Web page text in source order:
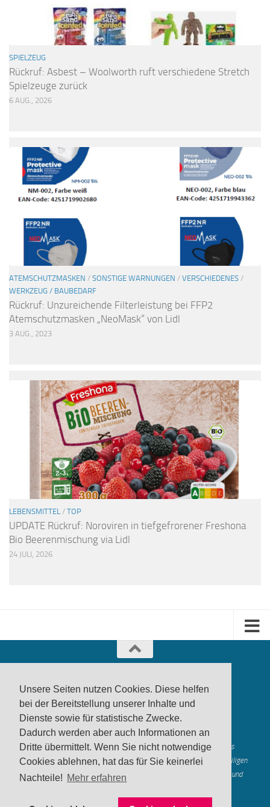
Unsere Seiten nutzen Cookies. Diese helfen
bei der Bereitstellung unserer Inhalte und
Dienste sowie für statistische Zwecke.
Dadurch werden aber auch Informationen an
Dritte übermittelt. Wenn Sie nicht notwendige
Cookies ablehnen, hat das für Sie keinerlei
Nachteile! Mehr erfahren
SPIELZEUG
Rückruf: Asbest – Woolworth ruft verschiedene Stretch
Spielzeuge zurück
6 AUG., 2026
ATEMSCHUTZMASKEN / SONSTIGE WARNUNGEN / VERSCHIEDENES /
WERKZEUG / BAUBEDARF
Rückruf: Unzureichende Filterleistung bei FFP2
Atemschutzmasken „NeoMask“ von Lidl
3 AUG., 2023
LEBENSMITTEL / TOP
UPDATE Rückruf: Noroviren in tiefgefrorener Freshona
Bio Beerenmischung via Lidl
24 JULI, 2026
produktwarnung.eu - 2007-2026
Made in Gerstetten |Medienzentrum Gerstetten
Alle genannten Marken, Warenzeichen und Logos innerhalb dieses
Medienangebotes sind durch die Marken- und Urheberechte der jeweiligen
Rechteinhaber geschützt, und dienen lediglich der Berichterstattung und